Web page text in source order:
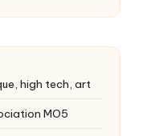
high tech, art
MO5